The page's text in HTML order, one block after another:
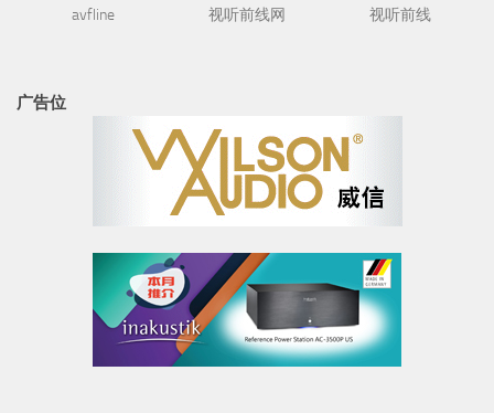
avfline 视听前线网 视听前线
广告位